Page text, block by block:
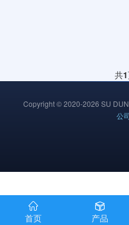
共1
Copyright © 2020-2026 SU
公
首页 产品